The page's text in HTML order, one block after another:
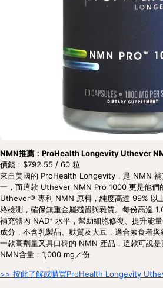
NMN推薦：ProHealth Longevity Uthever
價錢：$792.55 / 60 粒
來自美國的 ProHealth Longevity，是 NMN 補
一，而這款 Uthever NMN Pro 1000 更是他們
Uthever® 專利 NMN 原料，純度高達 99% 以
格檢測，確保無重金屬殘留與雜質。每份高達
補充體內 NAD⁺ 水平，幫助細胞修復、提升能
成分，不含乳製品、麩質及大豆，適合素食者
一款高劑量又具口碑的 NMN 產品，這款可說是
NMN含量：1,000 mg／份
>> 按此了解或購買ProHealth Longevity